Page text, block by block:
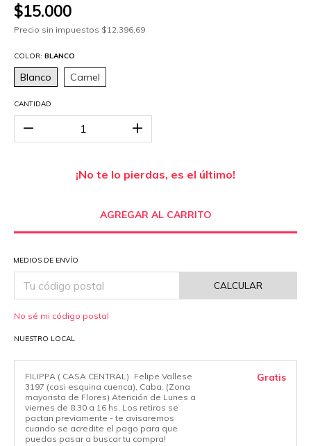
$15.000
Precio sin impuestos $12.396,69
COLOR: BLANCO
Blanco Camel
CANTIDAD
¡No te lo pierdas, es el último!
MEDIOS DE ENVÍO
CALCULAR
No sé mi código postal
NUESTRO LOCAL
FILIPPA ( CASA CENTRAL) Felipe Vallese
3197 (casi esquina cuenca), Caba. (Zona
mayorista de Flores) Atención de Lunes a
viernes de 8.30 a 16 hs. Los retiros se
pactan previamente - te avisaremos
cuando se acredite el pago para que
puedas pasar a buscar tu compra!
Gratis